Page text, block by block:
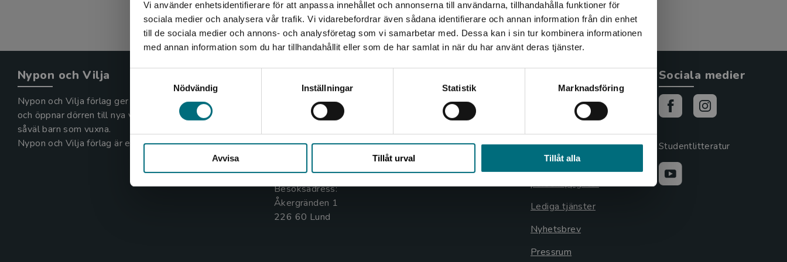
Vi använder enhetsidentifierare för att anpassa innehållet och annonserna till användarna, tillhandahålla funktioner för
sociala medier och analysera vår trafik. Vi vidarebefordrar även sådana identifierare och annan information från din enhet
till de sociala medier och annons- och analysföretag som vi samarbetar med. Dessa kan i sin tur kombinera informationen
med annan information som du har tillhandahållit eller som de har samlat in när du har använt deras tjänster.
Nödvändig
Inställningar Statistik Marknadsföring
Avvisa Tillåt urval Tillåt alla
Det verkar som att du besöker nyponochviljaforlag.se via
en enhet utanför Sverige. Vi erbjuder inte leveranser
utanför Sverige. För att kunna slutföra ett köp måste
leveransadressen vara i Sverige.
Nypon och Vilja
Nypon och Vilja förlag ger ut böcker som väcker läslust
och öppnar dörren till nya världar och möjligheter för
såväl barn som vuxna.
Nypon och Vilja förlag är en del av Studentlitteratur.
Kontakta oss
046-31 20 00
Box 141
Besöksadress:
Åkergränden 1
Kontakta kundservice
046-31 21 00
Frågor och svar
Köpvillkor
Cookieinställningar
GDPR och
personuppgifter
Lediga tjänster
Nyhetsbrev
Pressrum
Sociala medier
Studentlitteratur